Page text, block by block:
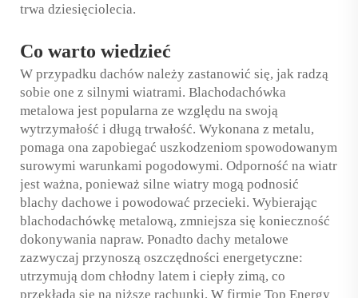
trwa dziesięciolecia.
Co warto wiedzieć
W przypadku dachów należy zastanowić się, jak radzą
sobie one z silnymi wiatrami. Blachodachówka
metalowa jest popularna ze względu na swoją
wytrzymałość i długą trwałość. Wykonana z metalu,
pomaga ona zapobiegać uszkodzeniom spowodowanym
surowymi warunkami pogodowymi. Odporność na wiatr
jest ważna, ponieważ silne wiatry mogą podnosić
blachy dachowe i powodować przecieki. Wybierając
blachodachówkę metalową, zmniejsza się konieczność
dokonywania napraw. Ponadto dachy metalowe
zazwyczaj przynoszą oszczędności energetyczne:
utrzymują dom chłodny latem i ciepły zimą, co
przekłada się na niższe rachunki. W firmie Top Energy